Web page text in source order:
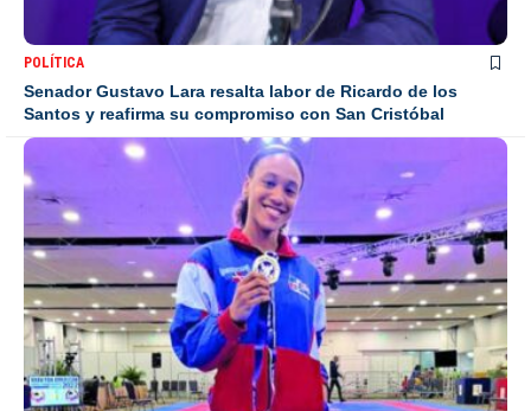
POLÍTICA
Senador Gustavo Lara resalta labor de Ricardo de los
Santos y reafirma su compromiso con San Cristóbal